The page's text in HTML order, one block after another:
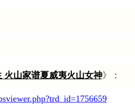
火山家谱夏威夷火山女神》：